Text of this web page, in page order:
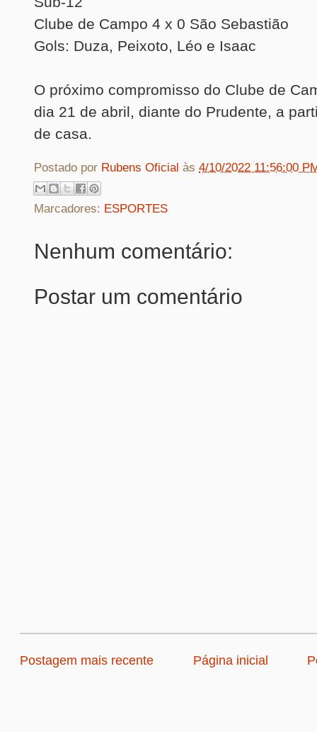
Clube de Campo 4 x 0 São Sebastião
Gols: Duza, Peixoto, Léo e Isaac
O próximo compromisso do Clube de
dia 21 de abril, diante do Prudente, a
de casa.
Postado por Rubens Oficial às 4/10/2022 11:56:00
Marcadores: ESPORTES
Nenhum comentário:
Postar um comentário
Postagem mais recente Página inicial